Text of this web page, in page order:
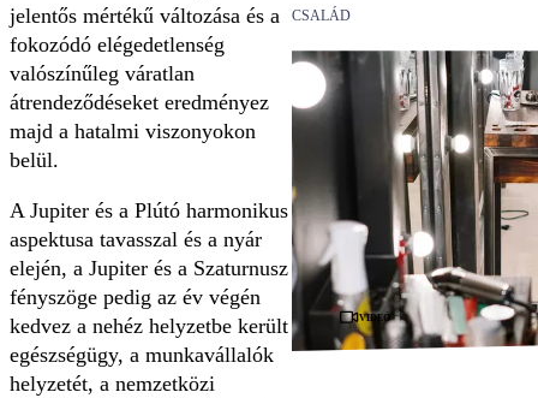
jelentős mértékű változása és a
fokozódó elégedetlenség
valószínűleg váratlan
átrendeződéseket eredményez
majd a hatalmi viszonyokon
belül.
A Jupiter és a Plútó harmonikus
aspektusa tavasszal és a nyár
elején, a Jupiter és a Szaturnusz
fényszöge pedig az év végén
kedvez a nehéz helyzetbe került
egészségügy, a munkavállalók
helyzetét, a nemzetközi
CSALÁD
Videó